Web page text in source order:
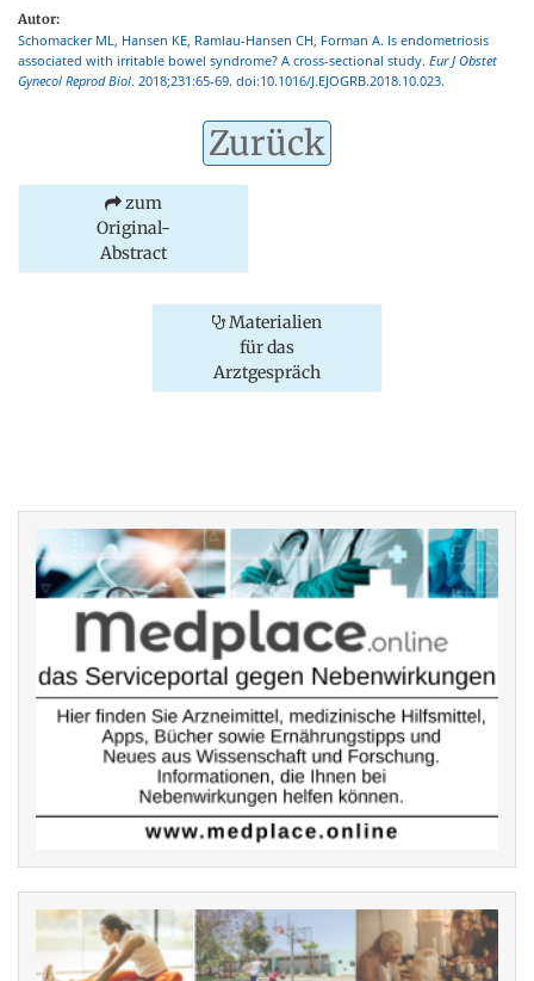
Autor:
Schomacker ML, Hansen KE, Ramlau-Hansen CH, Forman A. Is endometriosis
associated with irritable bowel syndrome? A cross-sectional study. Eur J Obstet
Gynecol Reprod Biol. 2018;231:65-69. doi:10.1016/J.EJOGRB.2018.10.023.
Zurück
zum
Original-
Abstract
Materialien
für das
Arztgespräch